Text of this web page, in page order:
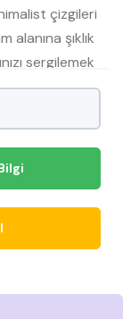
çizgileri
şıklık
sergilemek
için idealdir.